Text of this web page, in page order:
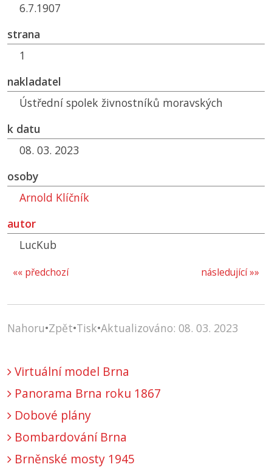
6.7.1907
strana
1
nakladatel
Ústřední spolek živnostníků moravských
k datu
08. 03. 2023
osoby
Arnold Klíčník
autor
LucKub
následující »»
«« předchozí
Nahoru•Zpět•Tisk•Aktualizováno: 08. 03. 2023
Virtuální model Brna
Panorama Brna roku 1867
Dobové plány
Bombardování Brna
Brněnské mosty 1945